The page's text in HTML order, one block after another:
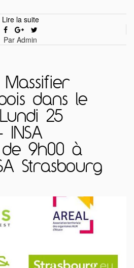
Lire la suite
Par Admin
: Massifier
dans le
25
INSA
de 9h00 à
Strasbourg